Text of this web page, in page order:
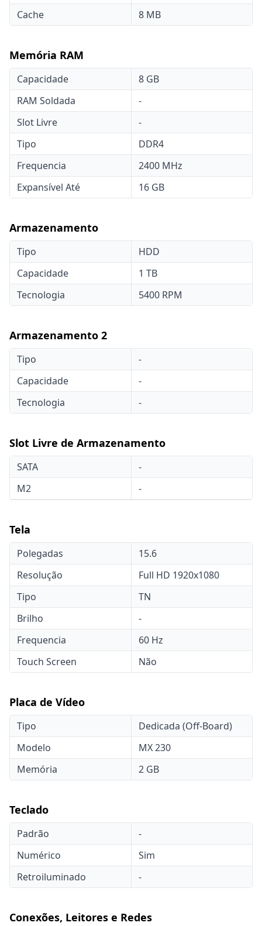
Cache
8 MB
Memória RAM
Capacidade
8 GB
RAM Soldada
-
Slot Livre
-
Tipo
DDR4
Frequencia
2400 MHz
Expansível Até
16 GB
Armazenamento
Tipo
HDD
Capacidade
1 TB
Tecnologia
5400 RPM
Armazenamento 2
Tipo
-
Capacidade
-
Tecnologia
-
Slot Livre de Armazenamento
SATA
-
M2
-
Tela
Polegadas
15.6
Resolução
Full HD 1920x1080
Tipo
TN
Brilho
-
Frequencia
60 Hz
Touch Screen
Não
Placa de Vídeo
Tipo
Dedicada (Off-Board)
Modelo
MX 230
Memória
2 GB
Teclado
Padrão
-
Numérico
Sim
Retroiluminado
-
Conexões, Leitores e Redes